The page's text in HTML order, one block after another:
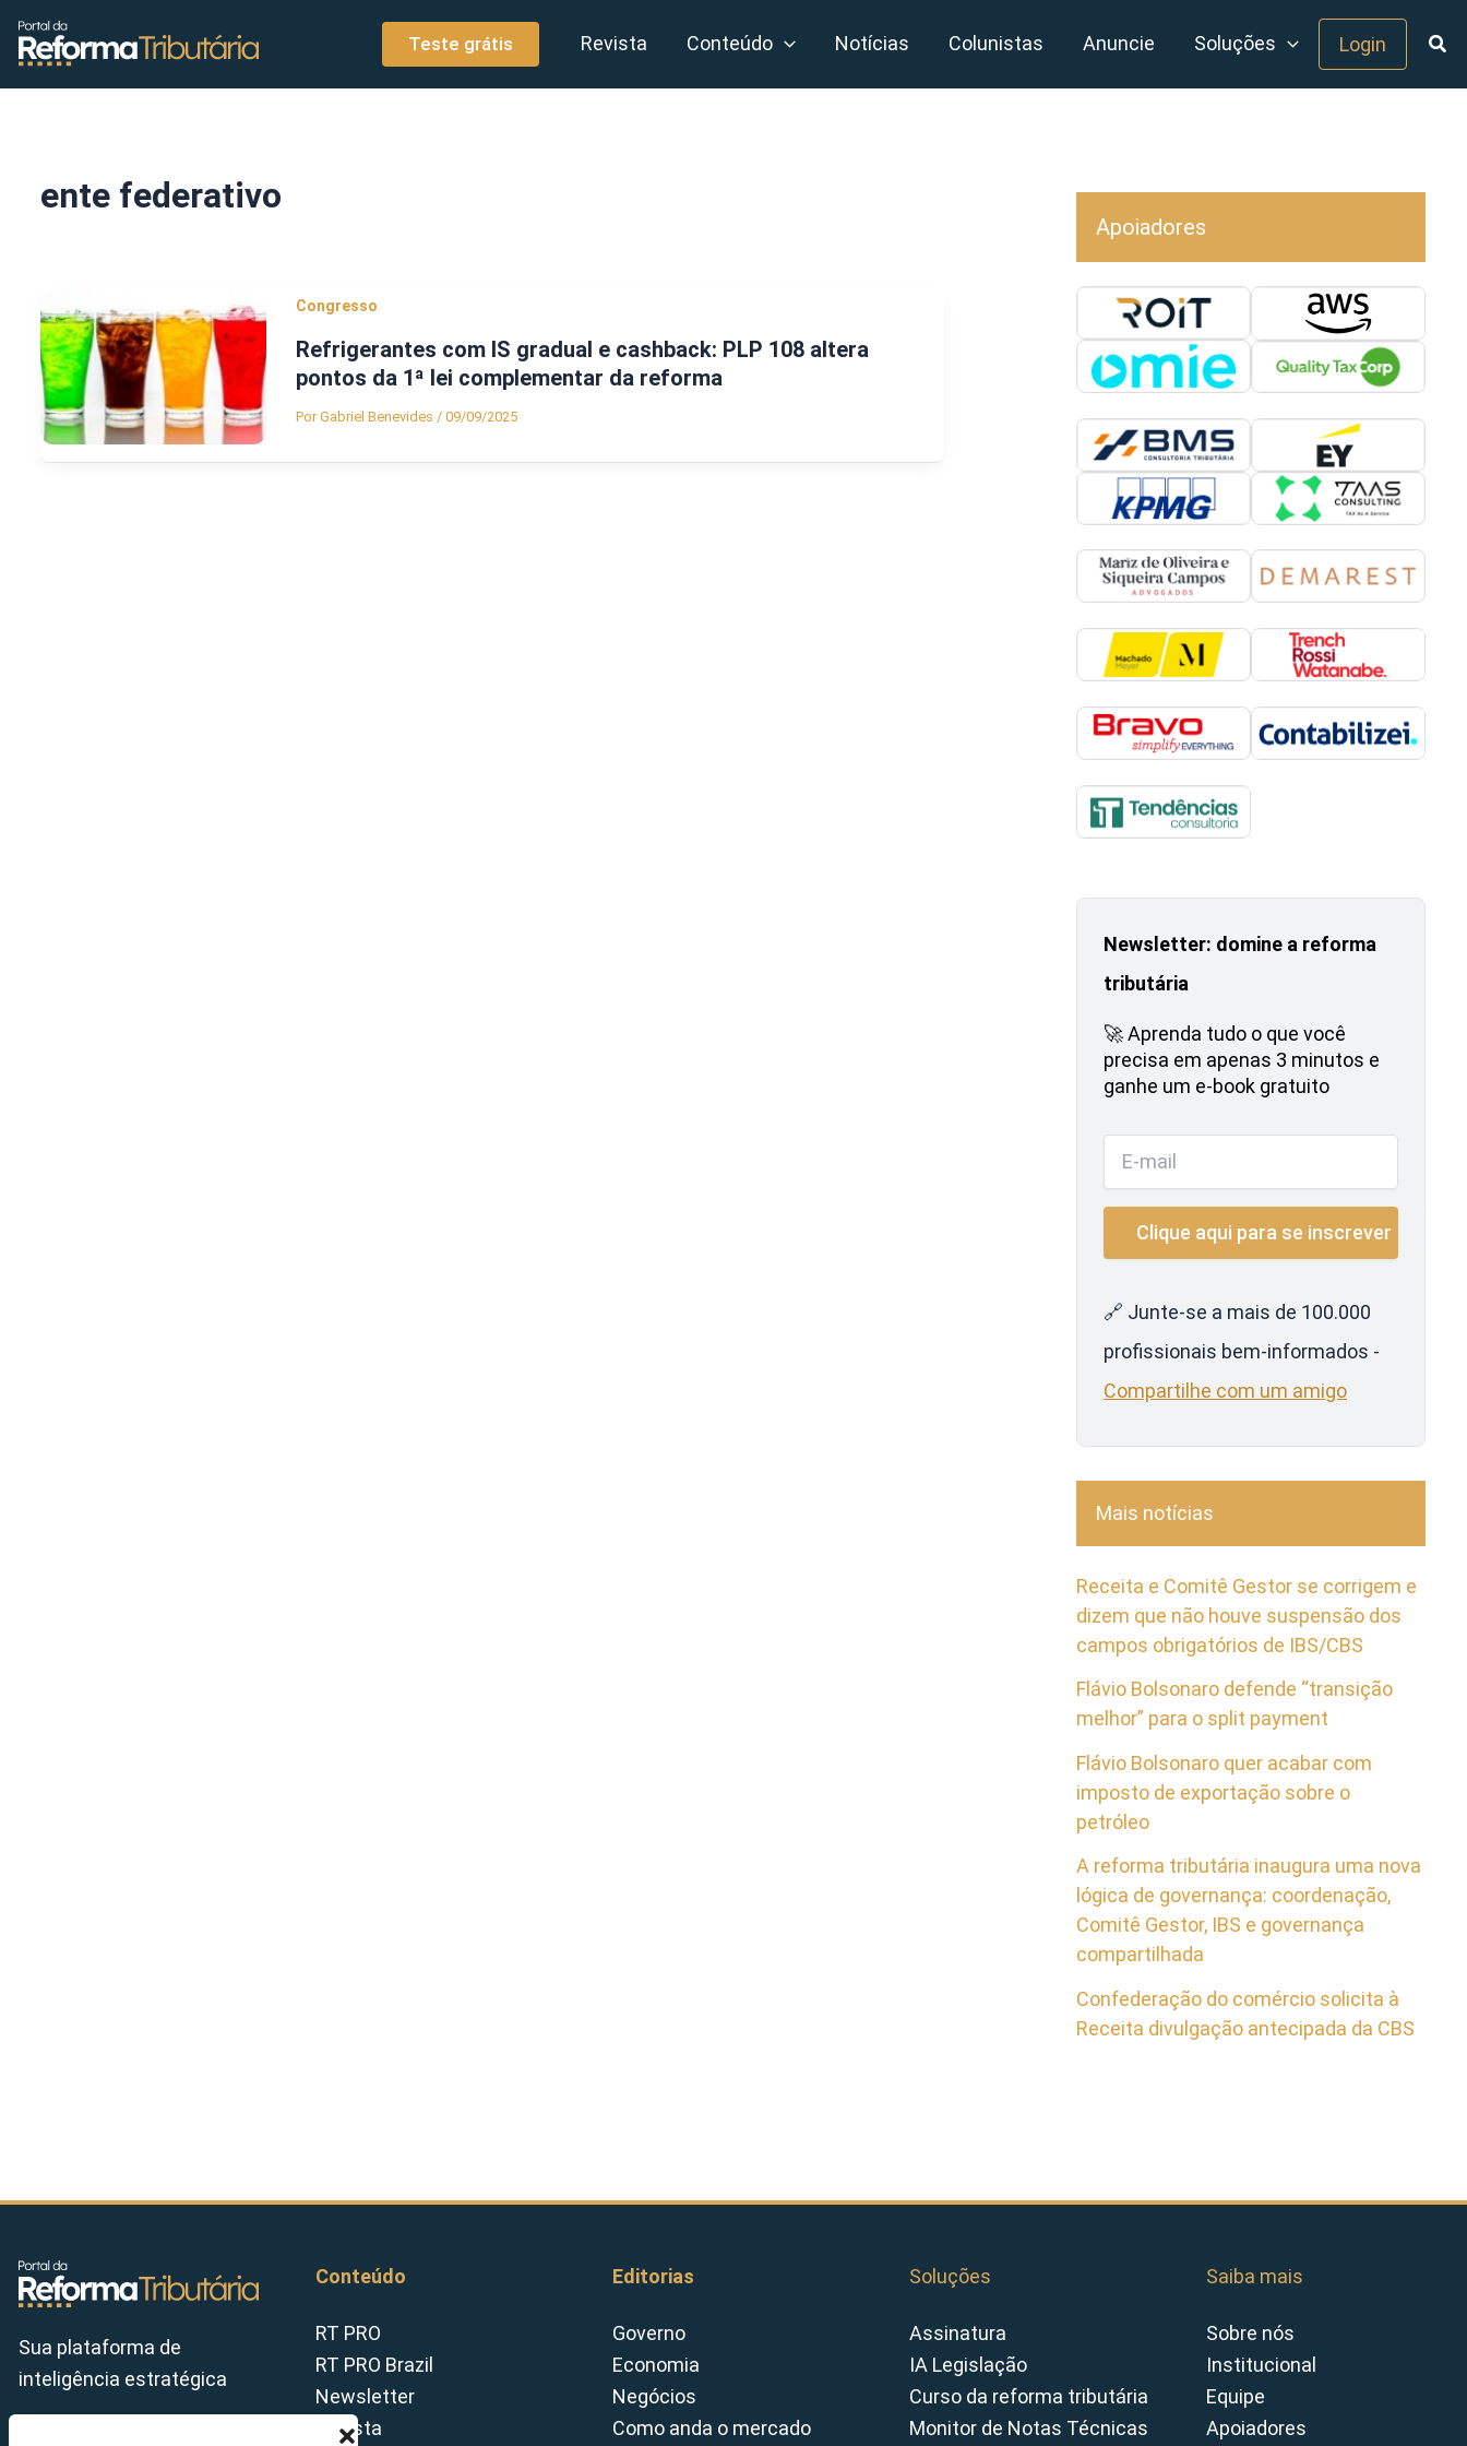
conteúdo
Teste grátis Revista Conteúdo Notícias Colunistas Anuncie Soluções Login
ente federativo
Congresso
Refrigerantes com IS gradual e cashback: PLP 108 altera
pontos da 1ª lei complementar da reforma
PorGabriel Benevides / 09/09/2025
Apoiadores
Newsletter: domine a reforma
tributária
🚀 Aprenda tudo o que você
precisa em apenas 3 minutos e
ganhe um e-book gratuito
🔗 Junte-se a mais de 100.000
profissionais bem-informados -
Compartilhe com um amigo
Mais notícias
Receita e Comitê Gestor se corrigem e
dizem que não houve suspensão dos
campos obrigatórios de IBS/CBS
Flávio Bolsonaro defende “transição
melhor” para o split payment
Flávio Bolsonaro quer acabar com
imposto de exportação sobre o
petróleo
A reforma tributária inaugura uma nova
lógica de governança: coordenação,
Comitê Gestor, IBS e governança
compartilhada
Confederação do comércio solicita à
Receita divulgação antecipada da CBS
Sua plataforma de
inteligência estratégica
Conteúdo
RT PRO
RT PRO Brazil
Newsletter
Revista
Editorias
Governo
Economia
Negócios
Como anda o mercado
Soluções
Assinatura
IA Legislação
Curso da reforma tributária
Monitor de Notas Técnicas
Saiba mais
Sobre nós
Institucional
Equipe
Apoiadores